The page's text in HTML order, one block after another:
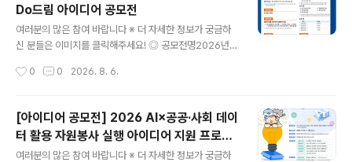
Do드림 아이디어 공모전
여러분의 많은 참여 바랍니다 ※ 더 자세한 정보가 궁금하
신 분들은 이미지를 클릭해주세요! ◎ 공모전명2026년
EA 핵심가치(혁신 / 소통 / 안전 / 신뢰)를 주제로 한 제안 -
◎ 참가자격전국민 누구나 ◎ 접수기간2026.7.15(수) ~
2026.8.31(월) ◎ 참가방법[첨부] 제안서 작성 후 공단홈
페이지 ‘고객제안’ 게시판* 제출*(공단홈페이지) 국민소통
→ 고객만족시스템 → 고객제안 →신청분야[Do드림 아이
0 0 2026. 8. 6.
[아이디어 공모전] 2026 AI×공공·사회 데이
터 활용 자원봉사 실행 아이디어 지원 프로그
램
여러분의 많은 참여 바랍니다 ※ 더 자세한 정보가 궁금하